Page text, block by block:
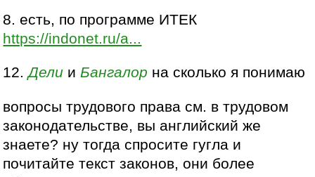
8. есть, по программе ИТЕК
https://indonet.ru/a...
12.Дели иБангалор на сколько я понимаю
вопросы трудового права см. в трудовом
законодательстве, вы английский же
знаете? ну тогда спросите гугла и
почитайте текст законов, они более